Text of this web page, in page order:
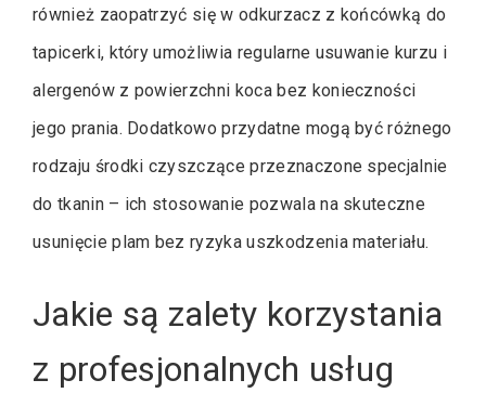
również zaopatrzyć się w odkurzacz z końcówką do
tapicerki, który umożliwia regularne usuwanie kurzu i
alergenów z powierzchni koca bez konieczności
jego prania. Dodatkowo przydatne mogą być różnego
rodzaju środki czyszczące przeznaczone specjalnie
do tkanin – ich stosowanie pozwala na skuteczne
usunięcie plam bez ryzyka uszkodzenia materiału.
Jakie są zalety korzystania
z profesjonalnych usług